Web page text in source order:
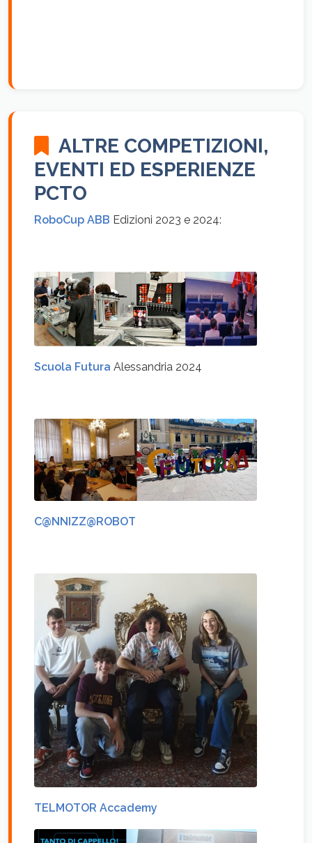
ALTRE COMPETIZIONI,
EVENTI ED ESPERIENZE
PCTO
RoboCup ABB Edizioni 2023 e 2024:
Scuola Futura Alessandria 2024
C@NNIZZ@ROBOT
TELMOTOR Accademy